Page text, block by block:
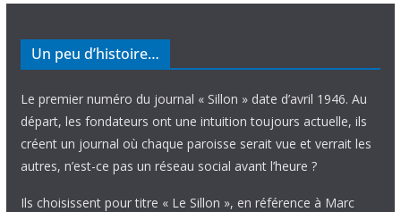
Un peu d’histoire…
Le premier numéro du journal « Sillon » date d’avril 1946. Au
départ, les fondateurs ont une intuition toujours actuelle, ils
créent un journal où chaque paroisse serait vue et verrait les
autres, n’est-ce pas un réseau social avant l’heure ?
Ils choisissent pour titre « Le Sillon », en référence à Marc